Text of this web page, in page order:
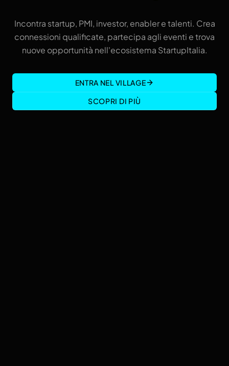
Incontra startup, PMI, investor, enabler e talenti. Crea
connessioni qualificate, partecipa agli eventi e trova
nuove opportunità nell'ecosistema StartupItalia.
ENTRA NEL VILLAGE
SCOPRI DI PIÙ